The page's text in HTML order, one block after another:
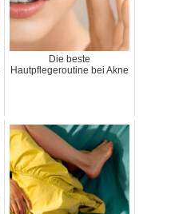
Die beste
Hautpflegeroutine bei Akne